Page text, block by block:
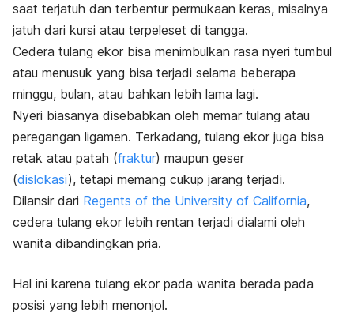
saat terjatuh dan terbentur permukaan keras, misalnya
jatuh dari kursi atau terpeleset di tangga.
Cedera tulang ekor bisa menimbulkan rasa nyeri tumbul
atau menusuk yang bisa terjadi selama beberapa
minggu, bulan, atau bahkan lebih lama lagi.
Nyeri biasanya disebabkan oleh memar tulang atau
peregangan ligamen. Terkadang, tulang ekor juga bisa
retak atau patah (fraktur) maupun geser
(dislokasi), tetapi memang cukup jarang terjadi.
Dilansir dari Regents of the University of California,
cedera tulang ekor lebih rentan terjadi dialami oleh
wanita dibandingkan pria.
Hal ini karena tulang ekor pada wanita berada pada
posisi yang lebih menonjol.